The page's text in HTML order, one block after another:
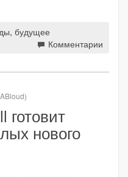
, будущее
Комментарии
готовит
нового